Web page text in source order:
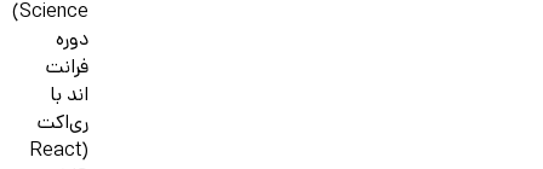
Science)
دوره
فرانت
اند با
ری‌اکت
(React